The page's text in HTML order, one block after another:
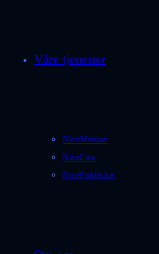
Våre tjenester
NiceMentor
NiceLaw
NicePublisher